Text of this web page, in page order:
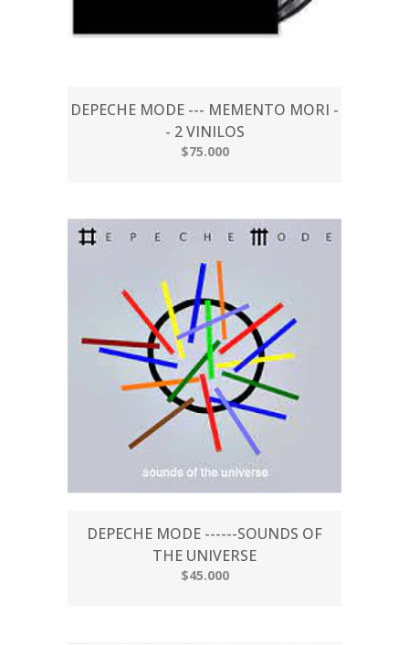
DEPECHE MODE --- MEMENTO MORI -
- 2 VINILOS
$75.000
DEPECHE MODE ------SOUNDS OF
THE UNIVERSE
$45.000